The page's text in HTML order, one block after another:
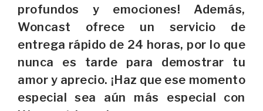
profundos y emociones! Además,
Woncast ofrece un servicio de
entrega rápido de 24 horas, por lo que
nunca es tarde para demostrar tu
amor y aprecio. ¡Haz que ese momento
especial sea aún más especial con